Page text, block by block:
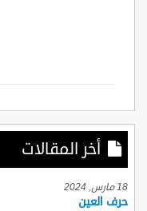
أخر المقالات
18 مارس, 2024
حرف العين